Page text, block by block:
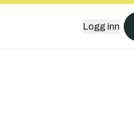
Logg inn